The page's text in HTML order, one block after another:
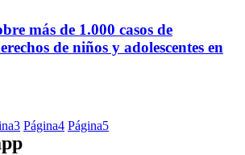
más de 1.000 casos de
de niños y adolescentes en
3 Página4 Página5